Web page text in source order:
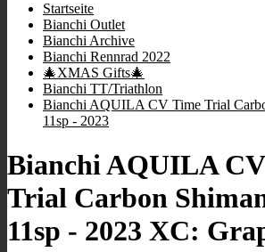
Startseite
Bianchi Outlet
Bianchi Archive
Bianchi Rennrad 2022
🎄XMAS Gifts🎄
Bianchi TT/Triathlon
Bianchi AQUILA CV Time Trial
11sp - 2023
Bianchi AQUILA
Trial Carbon
11sp - 2023 XC: